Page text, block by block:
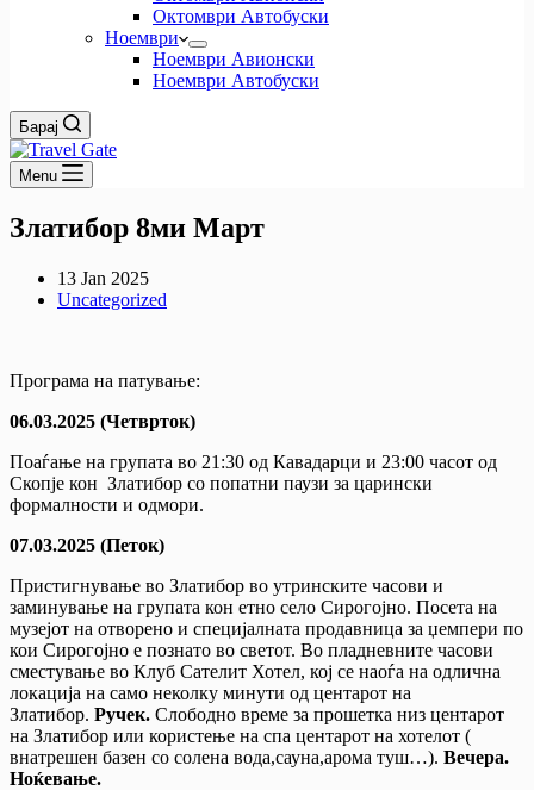
Октомври Автобуски
Ноември
Ноември Авионски
Ноември Автобуски
Барај
Menu
Златибор 8ми Март
13 Jan 2025
Uncategorized
Програма на патување:
06.03.2025 (Четврток)
Поаѓање на групата во 21:30 од Кавадарци и 23:00 часот од
Скопје кон Златибор со попатни паузи за царински
формалности и одмори.
07.03.2025 (Петок)
Пристигнување во Златибор во утринските часови и
заминување на групата кон етно село Сирогојно. Посета на
музејот на отворено и специјалната продавница за џемпери по
кои Сирогојно е познато во светот. Во пладневните часови
сместување во Клуб Сателит Хотел, кој се наоѓа на одлична
локација на само неколку минути од центарот на
Златибор. Ручек. Слободно време за прошетка низ центарот
на Златибор или користење на спа центарот на хотелот (
внатрешен базен со солена вода,сауна,арома туш…). Вечера.
Ноќевање.